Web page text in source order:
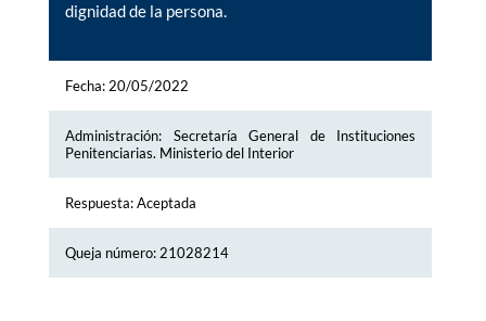
dignidad de la persona.
Fecha: 20/05/2022
Administración: Secretaría General de Instituciones
Penitenciarias. Ministerio del Interior
Respuesta: Aceptada
Queja número: 21028214